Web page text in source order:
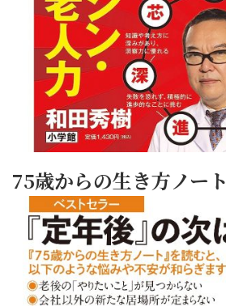
75歳からの生き方ノート